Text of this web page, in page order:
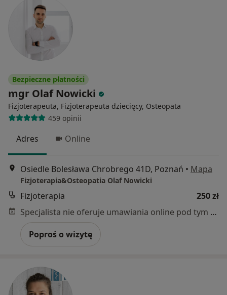
Bezpieczne płatności
mgr Olaf Nowicki
Fizjoterapeuta, Fizjoterapeuta dziecięcy, Osteopata
459 opinii
Adres Online
Osiedle Bolesława Chrobrego 41D, Poznań • Mapa
Fizjoterapia&Osteopatia Olaf Nowicki
Fizjoterapia
250 zł
Specjalista nie oferuje umawiania online pod tym adresem.
Poproś o wizytę